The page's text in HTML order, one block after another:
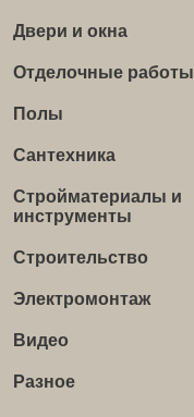
Двери и окна
Отделочные работы
Полы
Сантехника
Стройматериалы и
инструменты
Строительство
Электромонтаж
Видео
Разное